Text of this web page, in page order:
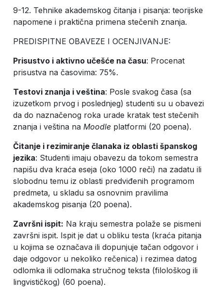
9-12. Tehnike akademskog čitanja i pisanja: teorijske
napomene i praktična primena stečenih znanja.
PREDISPITNE OBAVEZE I OCENJIVANJE:
Prisustvo i aktivno učešće na času: Procenat
prisustva na časovima: 75%.
Testovi znanja i veština: Posle svakog časa (sa
izuzetkom prvog i poslednjeg) studenti su u obavezi
da do naznačenog roka urade kratak test stečenih
znanja i veština na Moodleplatformi (20 poena).
Čitanje i rezimiranje članaka iz oblasti španskog
jezika: Studenti imaju obavezu da tokom semestra
napišu dva kraća eseja (oko 1000 reči) na zadatu ili
slobodnu temu iz oblasti predviđenih programom
predmeta, u skladu sa osnovnim pravilima
akademskog pisanja (20 poena).
Završni ispit: Na kraju semestra polaže se pismeni
završni ispit. Ispit je dat u obliku testa (kraća pitanja
u kojima se označava ili dopunjuje tačan odgovor i
daje odgovor u nekoliko rečenica) i rezimea datog
odlomka ili odlomaka stručnog teksta (filološkog ili
lingvističkog) (60 poena).